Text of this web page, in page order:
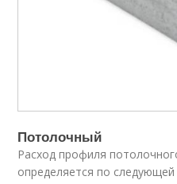
Потолочный
Расход профиля
определяется по